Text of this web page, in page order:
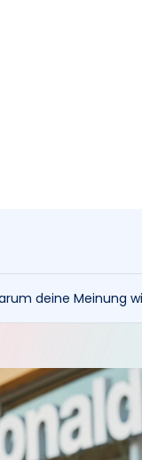
deine Meinung